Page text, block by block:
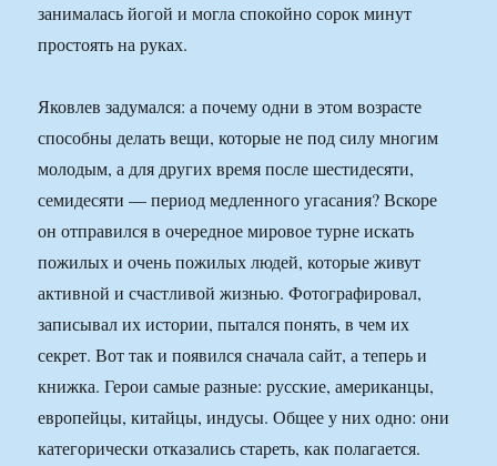
занималась йогой и могла спокойно сорок минут
простоять на руках.
Яковлев задумался: а почему одни в этом возрасте
способны делать вещи, которые не под силу многим
молодым, а для других время после шестидесяти,
семидесяти — период медленного угасания? Вскоре
он отправился в очередное мировое турне искать
пожилых и очень пожилых людей, которые живут
активной и счастливой жизнью. Фотографировал,
записывал их истории, пытался понять, в чем их
секрет. Вот так и появился сначала сайт, а теперь и
книжка. Герои самые разные: русские, американцы,
европейцы, китайцы, индусы. Общее у них одно: они
категорически отказались стареть, как полагается.